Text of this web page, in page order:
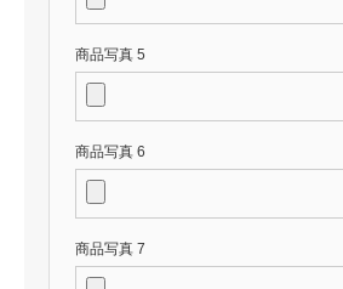
商品写真 5
商品写真 6
商品写真 7